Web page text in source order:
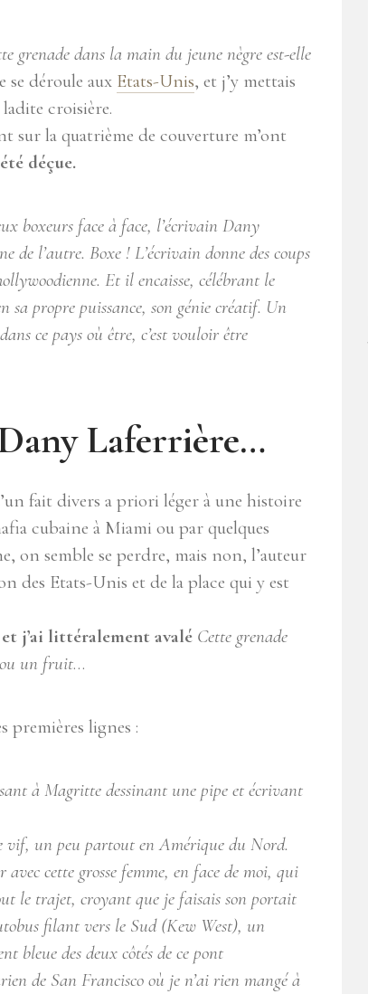
grenade dans la main du jeune nègre est-elle
se déroule aux Etats-Unis, et j’y mettais
croisière.
sur la quatrième de couverture m’ont
déçue.
boxeurs face à face, l’écrivain Dany
de l’autre. Boxe ! L’écrivain donne des coups
Et il encaisse, célébrant le
sa propre puissance, son génie créatif. Un
ce pays où être, c’est vouloir être
Dany Laferrière…
fait divers a priori léger à une histoire
cubaine à Miami ou par quelques
on semble se perdre, mais non, l’auteur
des Etats-Unis et de la place qui y est
j’ai littéralement avalé Cette grenade
ou un fruit…
premières lignes :
à Magritte dessinant une pipe et écrivant
vif, un peu partout en Amérique du Nord.
cette grosse femme, en face de moi, qui
le trajet, croyant que je faisais son portait
filant vers le Sud (Kew West), un
bleue des deux côtés de ce pont
de San Francisco où je n’ai rien mangé à